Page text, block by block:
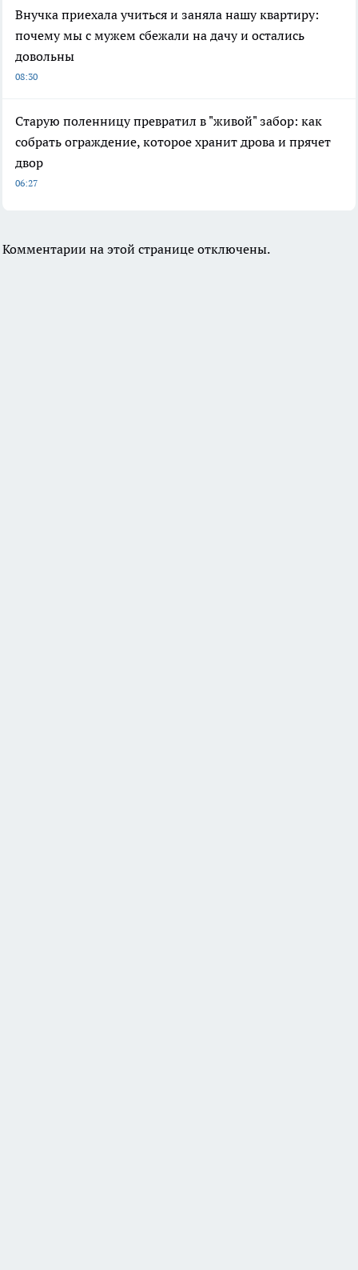
Внучка приехала учиться и заняла нашу квартиру:
почему мы с мужем сбежали на дачу и остались
довольны
08:30
Старую поленницу превратил в "живой" забор: как
собрать ограждение, которое хранит дрова и прячет
двор
06:27
Комментарии на этой странице отключены.